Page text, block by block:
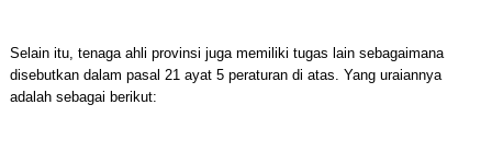
Selain itu, tenaga ahli provinsi juga memiliki tugas lain sebagaimana
disebutkan dalam pasal 21 ayat 5 peraturan di atas. Yang uraiannya
adalah sebagai berikut: